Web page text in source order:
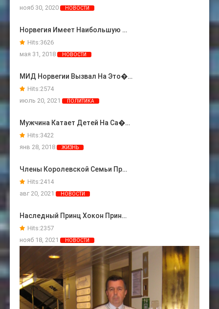
нояб 30, 2020
НОВОСТИ
Норвегия Имеет Наибольшую …
Hits:3626
мая 31, 2018
НОВОСТИ
МИД Норвегии Вызвал На Это�…
Hits:2574
июль 20, 2021
ПОЛИТИКА
Мужчина Катает Детей На Са�…
Hits:3422
янв 28, 2018
ЖИЗНЬ
Члены Королевской Семьи Пр…
Hits:2414
авг 20, 2021
НОВОСТИ
Наследный Принц Хокон Прин…
Hits:2357
нояб 18, 2021
НОВОСТИ